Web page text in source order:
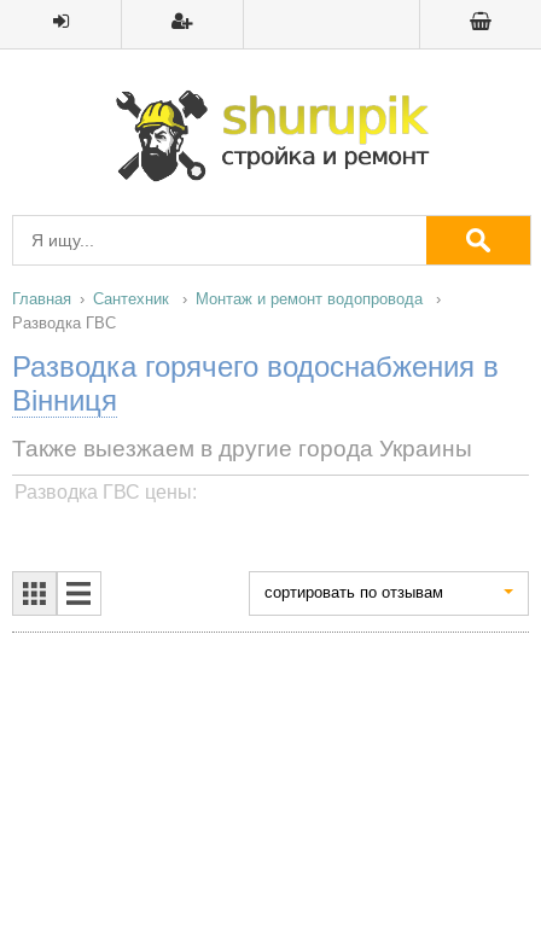
Главная Сантехник
Монтаж и ремонт водопровода
Разводка ГВС
Разводка горячего водоснабжения в
Вінниця
Также выезжаем в другие города Украины
Разводка ГВС цены:
cортировать по отзывам